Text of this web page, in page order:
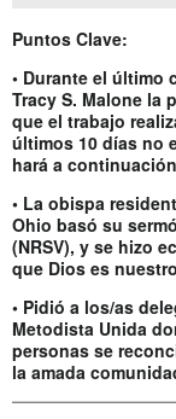
Puntos Clave:
• Durante el último
Tracy S. Malone la
que el trabajo
últimos 10 días no
hará a
• La obispa
Ohio basó su
(NRSV), y se hizo
que Dios es
• Pidió a los/as
Metodista Unida
personas se
la amada